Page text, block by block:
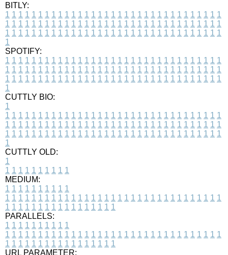
BITLY:
1 1 1 1 1 1 1 1 1 1 1 1 1 1 1 1 1 1 1 1 1 1 1 1 1 1 1 1 1 1 1 1 1
1 1 1 1 1 1 1 1 1 1 1 1 1 1 1 1 1 1 1 1 1 1 1 1 1 1 1 1 1 1 1 1 1
1 1 1 1 1 1 1 1 1 1 1 1 1 1 1 1 1 1 1 1 1 1 1 1 1 1 1 1 1 1 1 1 1
1
SPOTIFY:
1 1 1 1 1 1 1 1 1 1 1 1 1 1 1 1 1 1 1 1 1 1 1 1 1 1 1 1 1 1 1 1 1
1 1 1 1 1 1 1 1 1 1 1 1 1 1 1 1 1 1 1 1 1 1 1 1 1 1 1 1 1 1 1 1 1
1 1 1 1 1 1 1 1 1 1 1 1 1 1 1 1 1 1 1 1 1 1 1 1 1 1 1 1 1 1 1 1 1
1
CUTTLY BIO:
1
1 1 1 1 1 1 1 1 1 1 1 1 1 1 1 1 1 1 1 1 1 1 1 1 1 1 1 1 1 1 1 1 1
1 1 1 1 1 1 1 1 1 1 1 1 1 1 1 1 1 1 1 1 1 1 1 1 1 1 1 1 1 1 1 1 1
1 1 1 1 1 1 1 1 1 1 1 1 1 1 1 1 1 1 1 1 1 1 1 1 1 1 1 1 1 1 1 1 1
1
CUTTLY OLD:
1
1 1 1 1 1 1 1 1 1 1
MEDIUM:
1 1 1 1 1 1 1 1 1 1
1 1 1 1 1 1 1 1 1 1 1 1 1 1 1 1 1 1 1 1 1 1 1 1 1 1 1 1 1 1 1 1 1
1 1 1 1 1 1 1 1 1 1 1 1 1 1 1 1 1
PARALLELS:
1 1 1 1 1 1 1 1 1 1
1 1 1 1 1 1 1 1 1 1 1 1 1 1 1 1 1 1 1 1 1 1 1 1 1 1 1 1 1 1 1 1 1
1 1 1 1 1 1 1 1 1 1 1 1 1 1 1 1 1
URL PARAMETER: